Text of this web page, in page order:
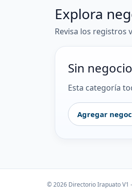
Explora
Revisa los registros
Sin
Esta categoría
Agregar
© 2026 Directorio Irapuato V1